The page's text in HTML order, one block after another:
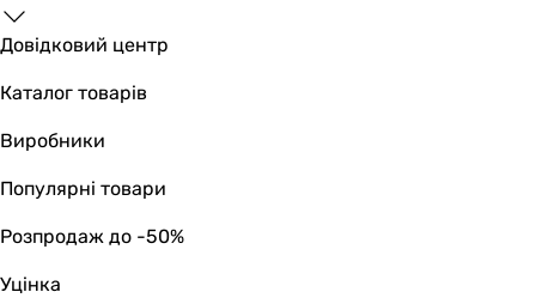
для душа
Тип
змішувач
змішувач
змішувач
змішувач
змішувач
Довідковий центр
Каталог товарів
Виробники
Популярні товари
Розпродаж до -50%
Уцінка